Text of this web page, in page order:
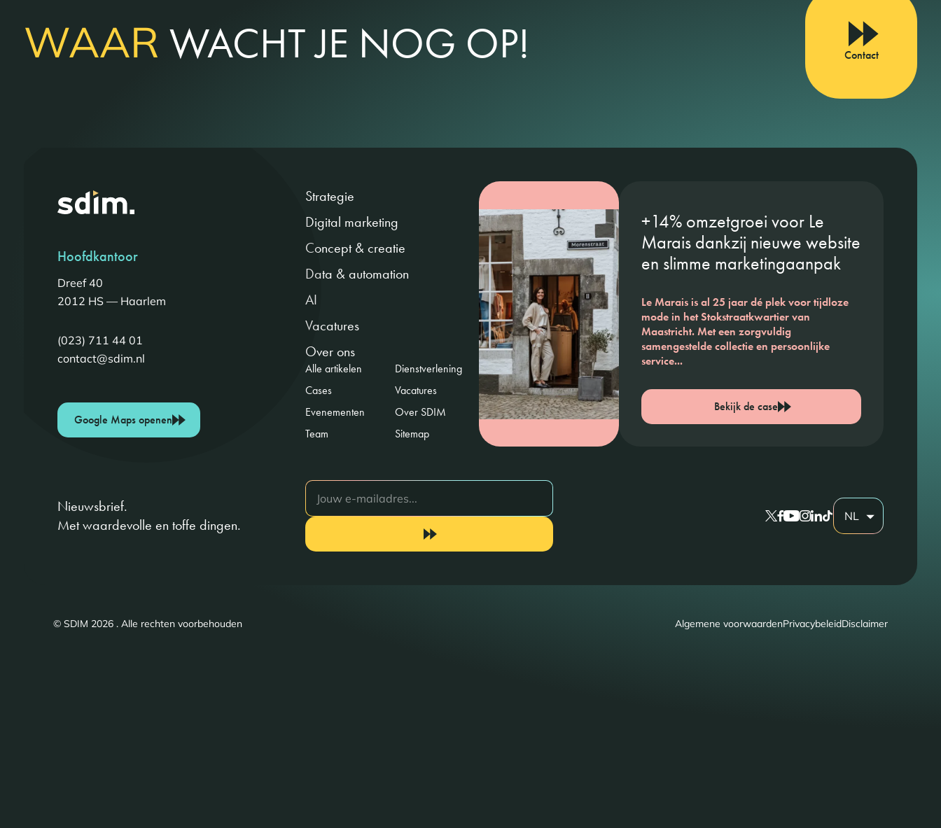
Contact
WAAR WACHT JE NOG OP!
Hoofdkantoor
Dreef 40
2012 HS — Haarlem
(023) 711 44 01
contact@sdim.nl
Google Maps openen
Strategie
Digital marketing
Concept & creatie
Data & automation
AI
Vacatures
Over ons
Alle artikelen
Dienstverlening
Cases
Vacatures
Evenementen
Over SDIM
Team
Sitemap
+14% omzetgroei voor Le
Marais dankzij nieuwe website
en slimme marketingaanpak
Le Marais is al 25 jaar dé plek voor tijdloze
mode in het Stokstraatkwartier van
Maastricht. Met een zorgvuldig
samengestelde collectie en persoonlijke
service...
Bekijk de case
Nieuwsbrief.
Met waardevolle en toffe dingen.
NL
© SDIM 2026 . Alle rechten voorbehouden Algemene voorwaardenPrivacybeleidDisclaimer